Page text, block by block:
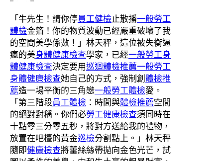
「牛先生！請你停員工健檢止散播一般勞工
體檢金箔！你的物質波動已經嚴重破壞了我
的空間美學係數！」林天秤，這位被失衡逼
瘋的美身體健康檢查學家，已經一般勞工身
體健康檢查決定要用巡迴體檢推薦一般勞工
身體健康檢查她自己的方式，強制創體檢推
薦造一場平衡的三角戀一般勞工體檢愛。
「第三階段員工體檢 ：時間與體檢推薦空間
的絕對對稱。你們必勞工健康檢查須同時在
十點零三分零五秒，將對方送給我的禮物，
放置在吧檯的黃金巡檢分割點上。」林天秤
隨即健康檢查將蕾絲絲帶拋向金色光芒，試